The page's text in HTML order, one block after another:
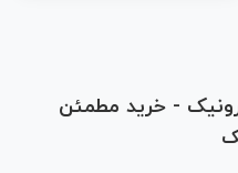
- خرید مطمئن